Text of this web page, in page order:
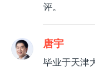
评。
唐宇
毕业于天津